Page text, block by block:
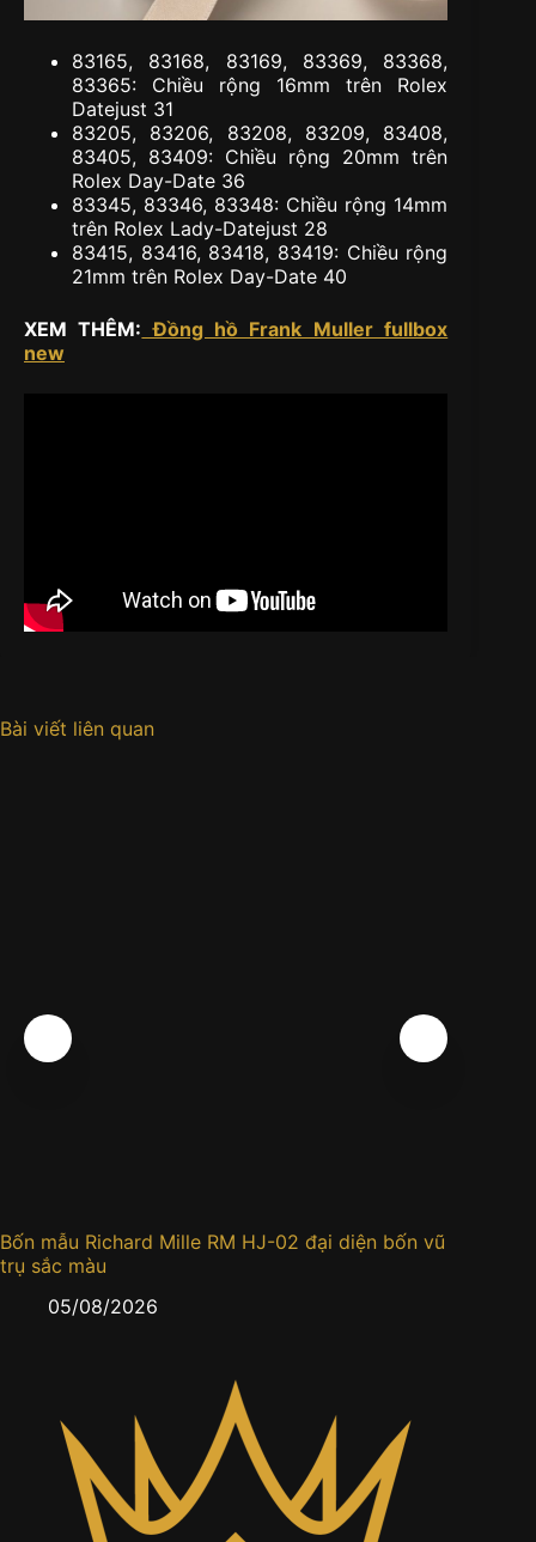
83165, 83168, 83169, 83369, 83368,
83365: Chiều rộng 16mm trên Rolex
Datejust 31
83205, 83206, 83208, 83209, 83408,
83405, 83409: Chiều rộng 20mm trên
Rolex Day-Date 36
83345, 83346, 83348: Chiều rộng 14mm
trên Rolex Lady-Datejust 28
83415, 83416, 83418, 83419: Chiều rộng
21mm trên Rolex Day-Date 40
XEM THÊM: Đồng hồ Frank Muller fullbox
new
Bài viết liên quan
Bốn mẫu Richard Mille RM HJ-02 đại diện bốn vũ
trụ sắc màu
05/08/2026